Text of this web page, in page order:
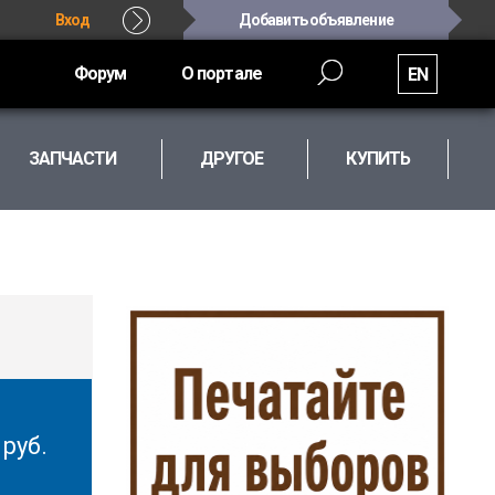
Вход Добавить объявление
Форум О портале EN
ЗАПЧАСТИ ДРУГОЕ КУПИТЬ
руб.